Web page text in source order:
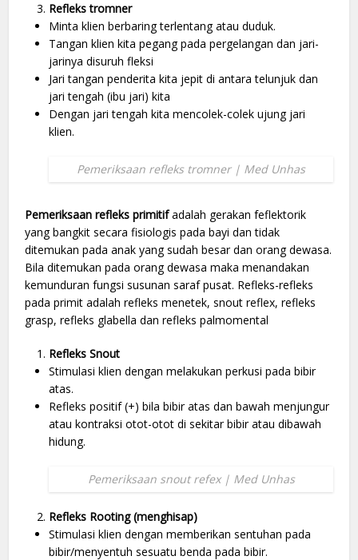
Refleks tromner
Minta klien berbaring terlentang atau duduk.
Tangan klien kita pegang pada pergelangan dan jari-
jarinya disuruh fleksi
Jari tangan penderita kita jepit di antara telunjuk dan
jari tengah (ibu jari) kita
Dengan jari tengah kita mencolek-colek ujung jari
klien.
Pemeriksaan refleks tromner | Med Unhas
Pemeriksaan refleks primitifadalah gerakan feflektorik
yang bangkit secara fisiologis pada bayi dan tidak
ditemukan pada anak yang sudah besar dan orang dewasa.
Bila ditemukan pada orang dewasa maka menandakan
kemunduran fungsi susunan saraf pusat. Refleks-refleks
pada primit adalah refleks menetek, snout reflex, refleks
grasp, refleks glabella dan refleks palmomental
Refleks Snout
Stimulasi klien dengan melakukan perkusi pada bibir
atas.
Refleks positif (+) bila bibir atas dan bawah menjungur
atau kontraksi otot-otot di sekitar bibir atau dibawah
hidung.
Pemeriksaan snout refex | Med Unhas
Refleks Rooting (menghisap)
Stimulasi klien dengan memberikan sentuhan pada
bibir/menyentuh sesuatu benda pada bibir.